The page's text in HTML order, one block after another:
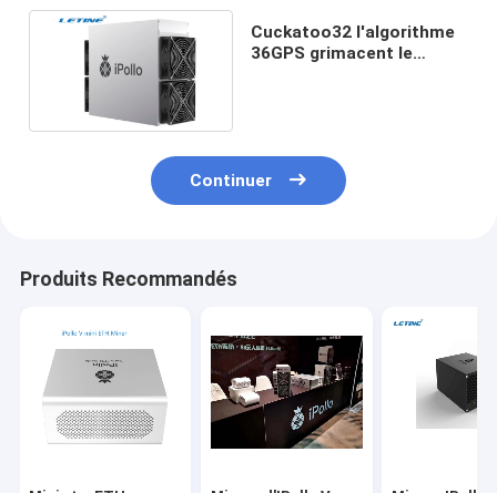
Cuckatoo32 l'algorithme
36GPS grimacent le
Continuer
Produits Recommandés